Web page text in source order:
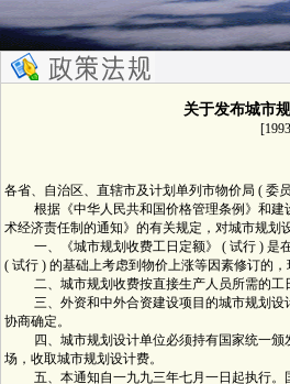
关于发布城市
各省、自治区、直辖市及计划单列市物价局 ( 委
根据《中华人民共和国价格管理条例》和建
术经济责任制的通知》的有关规定，对城市规
一、《城市规划收费工日定额》 ( 试行 ) 是
( 试行 ) 的基础上考虑到物价上涨等因素修订的，
二、城市规划收费按直接生产人员所需的工
三、外资和中外合资建设项目的城市规划设
协商确定。
四、城市规划设计单位必须持有国家统一颁
场，收取城市规划设计费。
五、本通知自一九九三年七月一日起执行。